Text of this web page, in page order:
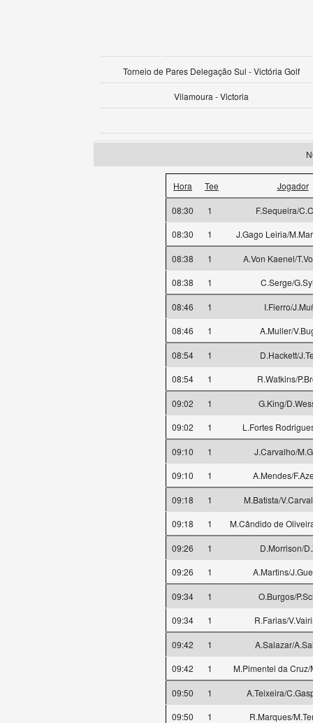
Torneio de Pares Delegação Sul - Victória Golf
Vilamoura - Victoria
Hora Tee Jogador
08:30 1
F.Sequeira/
08:30
1 J.Gago Leiria/
08:38 1
A.Von Kaenel/
08:38
1 C.Serge/
08:46 1
I.Fierro/
08:46
1 A.Muller/
08:54 1
D.Hackett/
08:54
1 R.Watkins/
09:02 1
G.King/
09:02
1 L.Fortes
09:10 1
J.Carvalho/
09:10
1 A.Mendes/
09:18 1
M.Batista/
09:18
1 M.Cândido de
09:26 1
D.Morrison/
09:26
1 A.Martins/
09:34 1
O.Burgos/
09:34
1 R.Farias/
09:42 1
A.Salazar/
09:42
1 M.Pimentel da
09:50 1
A.Teixeira/
09:50
1 R.Marques/